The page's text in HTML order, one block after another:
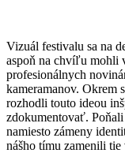
Vizuál festivalu sa na
aspoň na chvíľu mohli
profesionálnych
kameramanov. Okrem
rozhodli touto ideou
zdokumentovať.
namiesto zámeny
nášho tímu zamenili tie